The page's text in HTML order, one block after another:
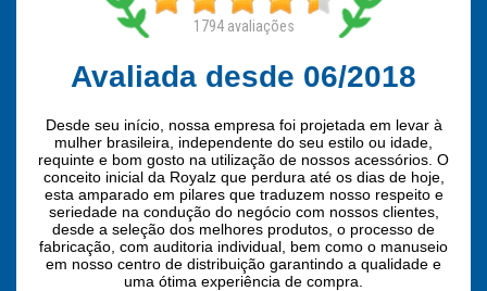
1794avaliações
Avaliada desde 06/2018
Desde seu início, nossa empresa foi projetada em levar à
mulher brasileira, independente do seu estilo ou idade,
requinte e bom gosto na utilização de nossos acessórios. O
conceito inicial da Royalz que perdura até os dias de hoje,
esta amparado em pilares que traduzem nosso respeito e
seriedade na condução do negócio com nossos clientes,
desde a seleção dos melhores produtos, o processo de
fabricação, com auditoria individual, bem como o manuseio
em nosso centro de distribuição garantindo a qualidade e
uma ótima experiência de compra.